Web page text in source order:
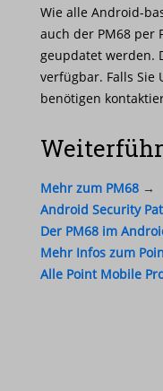
Wie alle Android-
auch der PM68 per
geupdatet werden.
verfügbar. Falls Sie
benötigen
Mehr zum PM68 →
Android Security
Der PM68 im
Mehr Infos zum
Alle Point Mobile